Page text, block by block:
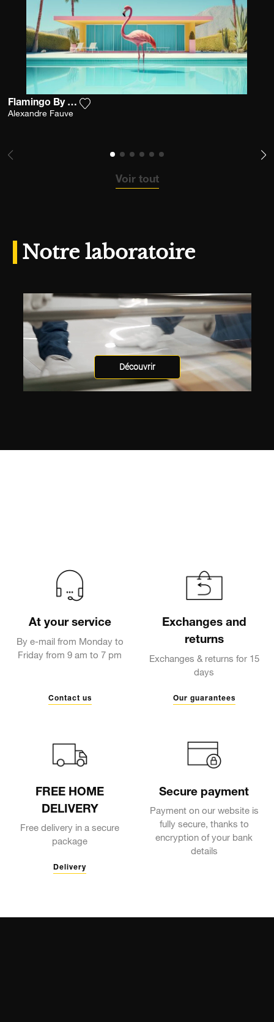
Flamingo By The Pool
Alexandre Fauve
Voir tout
Notre laboratoire
Découvrir
At your service
By e-mail from Monday to
Friday from 9 am to 7 pm
Contact us
Exchanges and
returns
Exchanges & returns for 15
days
Our guarantees
FREE HOME
DELIVERY
Free delivery in a secure
package
Delivery
Secure payment
Payment on our website is
fully secure, thanks to
encryption of your bank
details